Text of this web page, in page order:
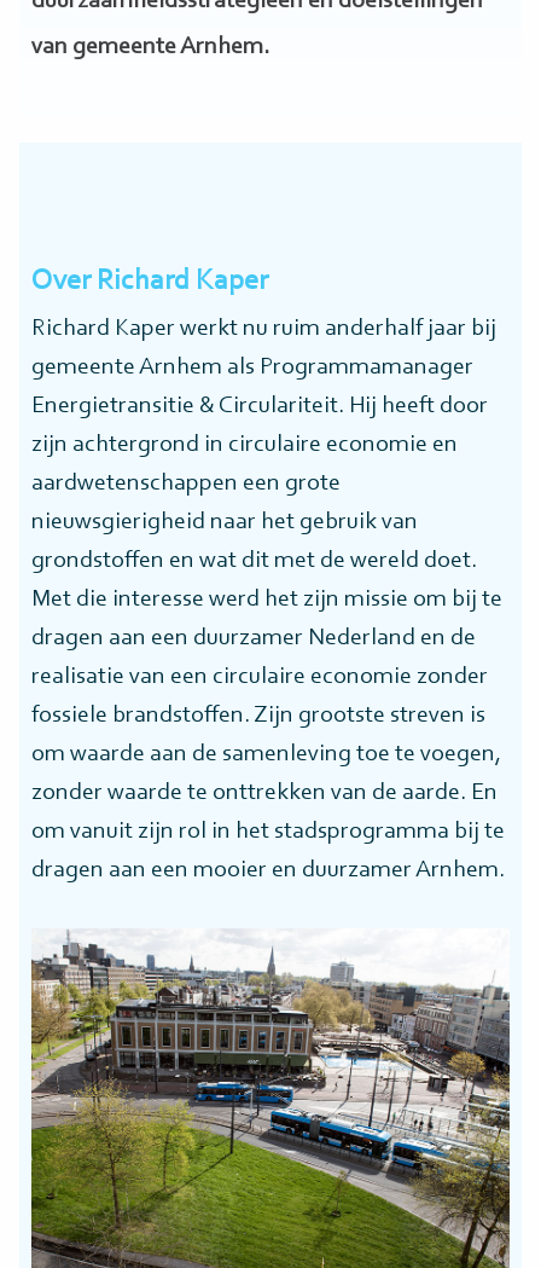
van gemeente Arnhem.
Over Richard Kaper
Richard Kaper werkt nu ruim anderhalf jaar bij
gemeente Arnhem als Programmamanager
Energietransitie & Circulariteit. Hij heeft door
zijn achtergrond in circulaire economie en
aardwetenschappen een grote
nieuwsgierigheid naar het gebruik van
grondstoffen en wat dit met de wereld doet.
Met die interesse werd het zijn missie om bij te
dragen aan een duurzamer Nederland en de
realisatie van een circulaire economie zonder
fossiele brandstoffen. Zijn grootste streven is
om waarde aan de samenleving toe te voegen,
zonder waarde te onttrekken van de aarde. En
om vanuit zijn rol in het stadsprogramma bij te
dragen aan een mooier en duurzamer Arnhem.